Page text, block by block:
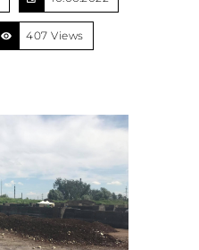
407 Views